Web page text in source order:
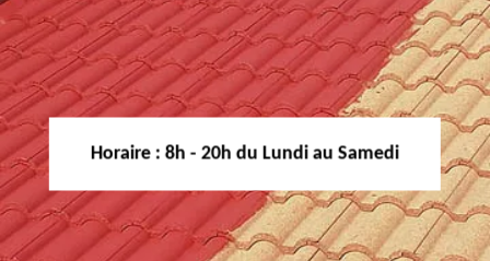
Horaire : 8h - 20h du Lundi au Samedi